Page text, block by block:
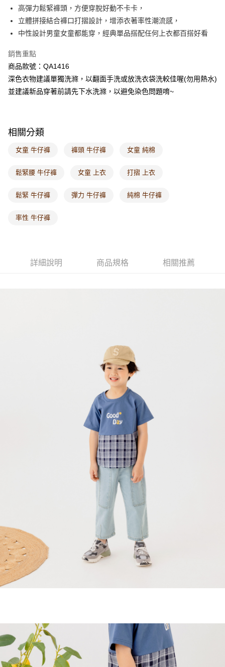
每筆NT$60，滿NT$1,000(含以上)免運費
7-11取貨付款
每筆NT$60，滿NT$1,000(含以上)免運費
付款後7-11取貨
每筆NT$60，滿NT$1,000(含以上)免運費
宅配
每筆NT$60，滿NT$1,000(含以上)免運費
海外配送-港/澳/新/馬/泰國專屬
海外配送-其他亞洲地區
高彈力鬆緊褲頭，方便穿脫好動不卡卡，
立體拼接結合褲口打摺設計，增添衣著率性潮流感，
中性設計男童女童都能穿，經典單品搭配任何上衣都百搭好看
銷售重點
商品款號：QA1416
深色衣物建議單獨洗滌，以翻面手洗或放洗衣袋洗較佳喔(勿用熱水)
並建議新品穿著前請先下水洗滌，以避免染色問題唷~
相關分類
女童 牛仔褲 褲頭 牛仔褲 女童 純棉
鬆緊腰 牛仔褲 女童 上衣 打摺 上衣
鬆緊 牛仔褲 彈力 牛仔褲 純棉 牛仔褲
率性 牛仔褲
詳細說明 商品規格 相關推薦